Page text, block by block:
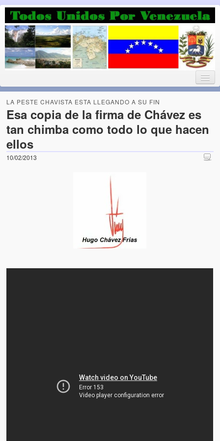
Luchando por la Democracia
Fuera el chavismo, la peor peste que le ha caido a esta tierra
Home
¡Bienvenido!
Blog. (Todos Unidos por Venezuela welcomes you to our Blog)
Acerca de este blog (About this Blog)
El Tipo y los Rojos en Los Teques (The Jerk and the Reds in
Puente Llaguno, Miraflores… ¿y Lina?
Radio Emisoras y canales de televisión clausurados por el
LA PESTE CHAVISTA ESTA LLEGANDO A SU FIN
Esa copia de la firma de Chávez es
tan chimba como todo lo que hacen
ellos
10/02/2013